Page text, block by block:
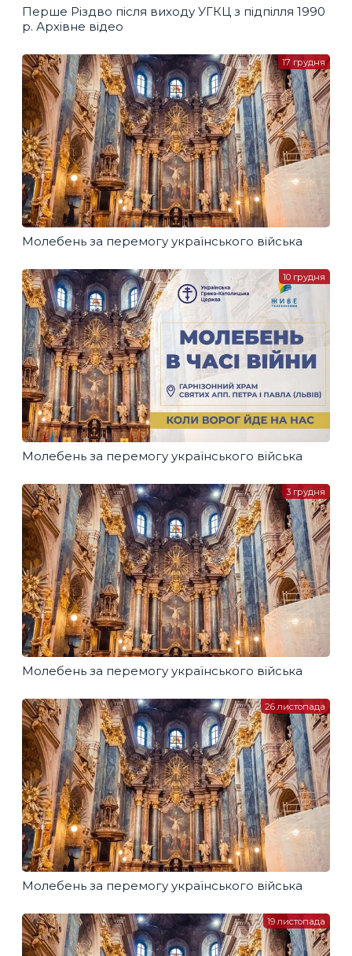
Перше Різдво після виходу УГКЦ з підпілля 1990
р. Архівне відео
Молебень за перемогу українського війська
17 грудня
Молебень за перемогу українського війська
10 грудня
Молебень за перемогу українського війська
3 грудня
Молебень за перемогу українського війська
26 листопада
19 листопада